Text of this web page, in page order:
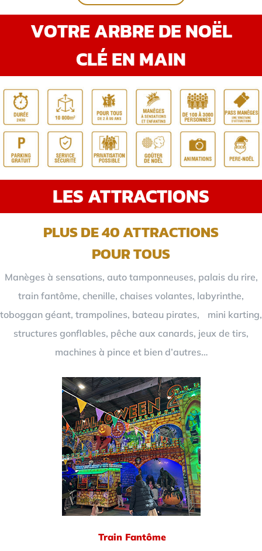
VOTRE ARBRE DE NOËL
CLÉ EN MAIN
LES ATTRACTIONS
PLUS DE 40 ATTRACTIONS
POUR TOUS
Manèges à sensations, auto tamponneuses, palais du rire,
train fantôme, chenille, chaises volantes, labyrinthe,
toboggan géant, trampolines, bateau pirates, mini karting,
structures gonflables, pêche aux canards, jeux de tirs,
machines à pince et bien d’autres…
Train Fantôme